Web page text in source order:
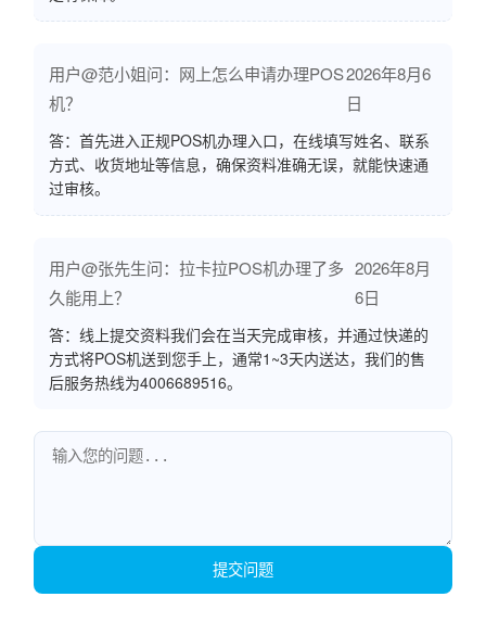
用户@范小姐问：网上怎么申请办理POS
机？
2026年8月6
日
答：首先进入正规POS机办理入口，在线填写姓名、联系
方式、收货地址等信息，确保资料准确无误，就能快速通
过审核。
用户@张先生问：拉卡拉POS机办理了多
久能用上？
2026年8月
6日
答：线上提交资料我们会在当天完成审核，并通过快递的
方式将POS机送到您手上，通常1~3天内送达，我们的售
后服务热线为4006689516。
提交问题